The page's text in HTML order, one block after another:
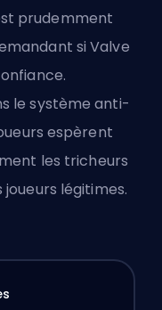
prudemment
si Valve
le système anti-
espèrent
les tricheurs
légitimes.